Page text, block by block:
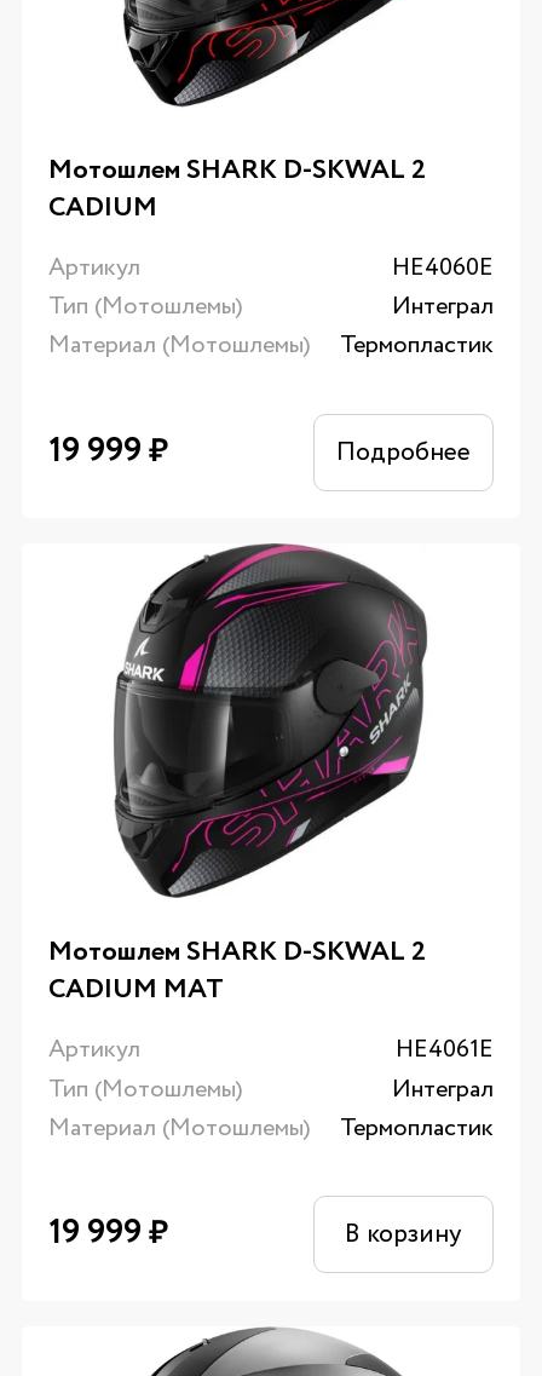
Мотошлем SHARK D-SKWAL 2
CADIUM
Артикул
HE4060E
Тип (Мотошлемы)
Интеграл
Материал (Мотошлемы)
Термопластик
19 999₽ Подробнее
Мотошлем SHARK D-SKWAL 2
CADIUM MAT
Артикул
HE4061E
Тип (Мотошлемы)
Интеграл
Материал (Мотошлемы)
Термопластик
19 999₽ В корзину